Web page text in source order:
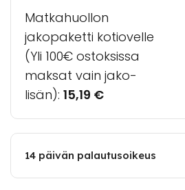
Matkahuollon
jakopaketti kotiovelle
(Yli 100€ ostoksissa
maksat vain jako-
lisän): 15,19 €
14 päivän palautusoikeus